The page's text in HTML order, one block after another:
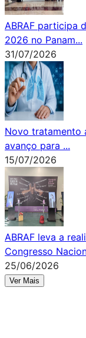
ABRAF participa
2026 no Panam...
31/07/2026
Novo tratamento
avanço para ...
15/07/2026
ABRAF leva a
Congresso
25/06/2026
Ver Mais